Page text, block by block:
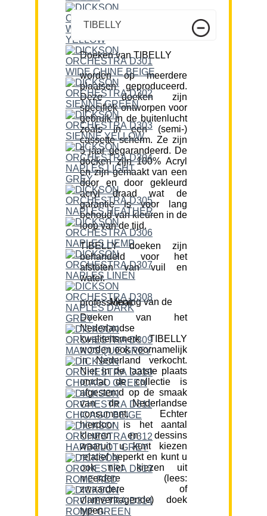
TIBELLY
Doeken van TIBELLY
worden op meerdere
plaatsen geproduceerd.
Deze doeken zijn
specifiek ontworpen voor
gebruik in de buitenlucht
zoals in een (semi-)
cassette scherm. Ze zijn
5 jaar gegarandeerd. De
doeken zijn 100% Acryl
en zijn gemaakt van een
door en door gekleurd
acryl draad wat de
garantie is voor lang
behoud van kleuren in de
loop van de tijd.
TIBELLY doeken zijn
behandeld voor het
afstoten van vuil en
water.
Mening van de professional:
Doeken van het
Nederlandse
kwaliteitsmerk TIBELLY
worden ook voornamelijk
in Nederland verkocht.
Niet in de laatste plaats
omdat de collectie is
afgestemd op de smaak
van de Nederlandse
consument. Echter
hierdoor is het aantal
kleuren en dessins
waaruit u kunt kiezen
relatief beperkt en kunt u
ook niet kiezen uit
meerdere (lees:
zwaardere of
vlamvertragende) doek
typen.